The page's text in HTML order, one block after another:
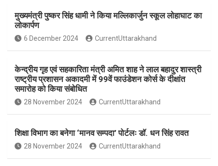
k
p
मुख्यमंत्री पुष्कर सिंह धामी ने किया मल्लिकार्जुन स्कूल लोहाघाट का
लोकार्पण
6 December 2024 CurrentUttarakhand
केन्द्रीय गृह एवं सहकारिता मंत्री अमित शाह ने लाल बहादुर शास्त्री
राष्ट्रीय प्रशासन अकादमी में 99वें फाउंडेशन कोर्स के दीक्षांत
समारोह को किया संबोधित
28 November 2024 CurrentUttarakhand
शिक्षा विभाग का बनेगा ‘मानव सम्पदा’ पोर्टलः डॉ. धन सिंह रावत
28 November 2024 CurrentUttarakhand